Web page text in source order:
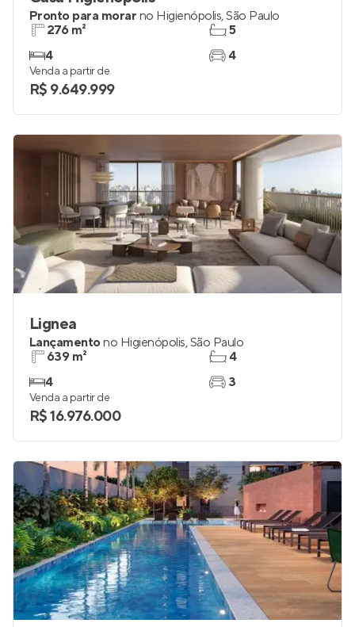
Pronto para morar no Higienópolis,São Paulo
276 m²
4
5
4
Venda a partir de
R$ 9.649.999
Lignea
Lançamentono Higienópolis,São Paulo
639 m²
4
4
3
Venda a partir de
R$ 16.976.000